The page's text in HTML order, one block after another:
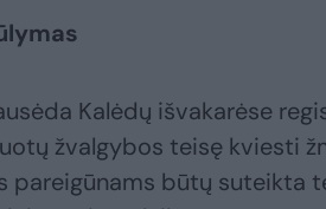
Kalėdų išvakarėse
žvalgybos teisę kviesti
pareigūnams būtų suteikta